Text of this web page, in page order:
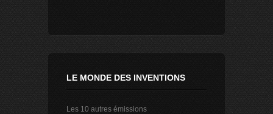
LE MONDE DES INVENTIONS
Les 10 autres émissions